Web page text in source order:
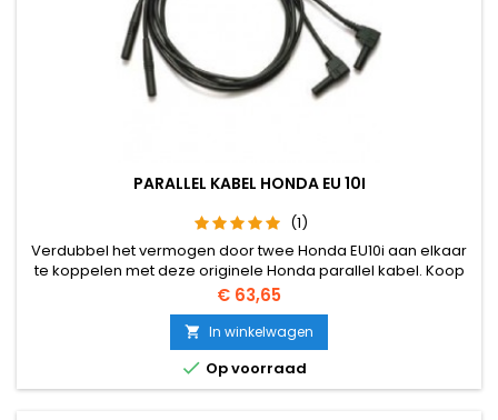
PARALLEL KABEL HONDA EU 10I
(1)
Verdubbel het vermogen door twee Honda EU10i aan elkaar
te koppelen met deze originele Honda parallel kabel. Koop
altijd een origenele Honda kabel i.v.m. garantie.
Prijs
€ 63,65
 In winkelwagen
 Op voorraad